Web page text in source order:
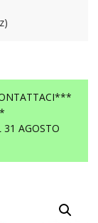
31 AGOSTO